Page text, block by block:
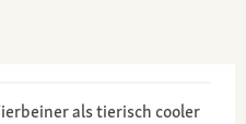
als tierisch cooler